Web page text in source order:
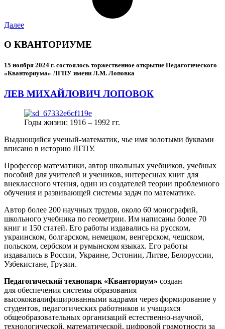
Далее
О КВАНТОРИУМЕ
15 ноября 2024 г. состоялось торжественное открытие Педагогического
«Кванториума» ЛГПУ имени Л.М. Лоповка
ЛЕВ МИХАЙЛОВИЧ ЛОПОВОК
Годы жизни: 1916 – 1992 гг.
Выдающийся ученый-математик, чье имя золотыми буквами
вписано в историю ЛГПУ.
Профессор математики, автор школьных учебников, учебных
пособий для учителей и учеников, интересных книг для
внеклассного чтения, один из создателей теории проблемного
обучения и развивающей системы задач по математике.
Автор более 200 научных трудов, около 60 монографий,
школьного учебника по геометрии. Им написаны более 70
книг и 150 статей. Его работы издавались на русском,
украинском, болгарском, немецком, венгерском, чешском,
польском, сербском и румынском языках. Его работы
издавались в России, Украине, Эстонии, Литве, Белоруссии,
Узбекистане, Грузии.
Педагогический технопарк «Кванториум» создан
для обеспечения системы образования
высококвалифицированными кадрами через формирование у
студентов, педагогических работников и учащихся
общеобразовательных организаций естественно-научной,
технологической, математической, цифровой грамотности за